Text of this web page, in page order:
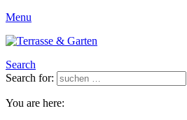
Menu
Search
Search for:
You are here: